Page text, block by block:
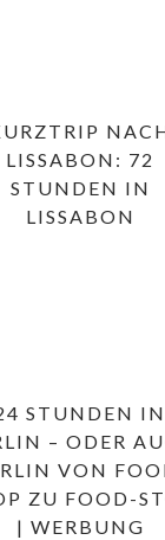
LISSABON: 72
STUNDEN IN
LISSABON
STUNDEN IN
– ODER
VON
ZU FOOD-
| WERBUNG